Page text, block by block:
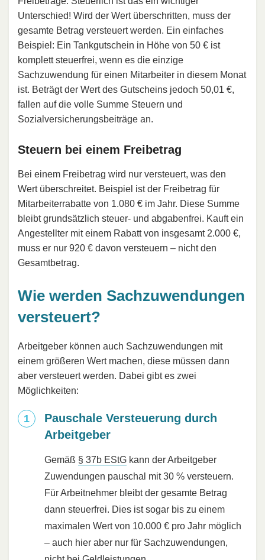
Unterschied! Wird der Wert überschritten, muss der
gesamte Betrag versteuert werden. Ein einfaches
Beispiel: Ein Tankgutschein in Höhe von 50 € ist
komplett steuerfrei, wenn es die einzige
Sachzuwendung für einen Mitarbeiter in diesem Monat
ist. Beträgt der Wert des Gutscheins jedoch 50,01 €,
fallen auf die volle Summe Steuern und
Sozialversicherungsbeiträge an.
Steuern bei einem Freibetrag
Bei einem Freibetrag wird nur versteuert, was den
Wert überschreitet. Beispiel ist der Freibetrag für
Mitarbeiterrabatte von 1.080 € im Jahr. Diese Summe
bleibt grundsätzlich steuer- und abgabenfrei. Kauft ein
Angestellter mit einem Rabatt von insgesamt 2.000 €,
muss er nur 920 € davon versteuern – nicht den
Gesamtbetrag.
Wie werden Sachzuwendungen
versteuert?
Arbeitgeber können auch Sachzuwendungen mit
einem größeren Wert machen, diese müssen dann
aber versteuert werden. Dabei gibt es zwei
Möglichkeiten:
Pauschale Versteuerung durch
Arbeitgeber
Gemäß § 37b EStG kann der Arbeitgeber
Zuwendungen pauschal mit 30 % versteuern.
Für Arbeitnehmer bleibt der gesamte Betrag
dann steuerfrei. Dies ist sogar bis zu einem
maximalen Wert von 10.000 € pro Jahr möglich
– auch hier aber nur für Sachzuwendungen,